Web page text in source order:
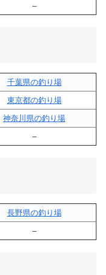
–
千葉県の釣り場
東京都の釣り場
神奈川県の釣り場
–
長野県の釣り場
–